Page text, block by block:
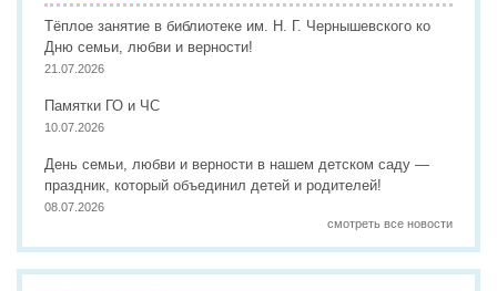
Тёплое занятие в библиотеке им. Н. Г. Чернышевского ко
Дню семьи, любви и верности!
21.07.2026
Памятки ГО и ЧС
10.07.2026
День семьи, любви и верности в нашем детском саду —
праздник, который объединил детей и родителей!
08.07.2026
смотреть все новости